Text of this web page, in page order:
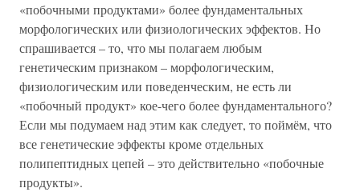
«побочными продуктами» более фундаментальных
морфологических или физиологических эффектов. Но
спрашивается – то, что мы полагаем любым
генетическим признаком – морфологическим,
физиологическим или поведенческим, не есть ли
«побочный продукт» кое-чего более фундаментального?
Если мы подумаем над этим как следует, то поймём, что
все генетические эффекты кроме отдельных
полипептидных цепей – это действительно «побочные
продукты».